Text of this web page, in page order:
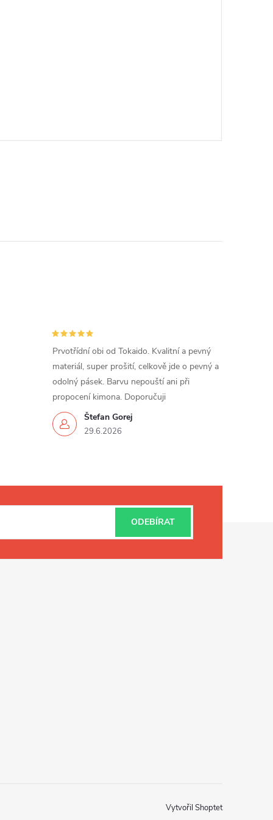
Štefan Gorej
29.6.2026
Prvotřídní obi od Tokaido. Kvalitní a pevný
materiál, super prošití, celkově jde o pevný a
odolný pásek. Barvu nepouští ani při
propocení kimona. Doporučuji
ODEBÍRAT
Vytvořil Shoptet